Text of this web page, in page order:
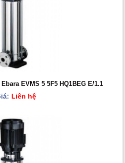
EVMS 5 5F5 HQ1BEG E/1.1
Liên hệ